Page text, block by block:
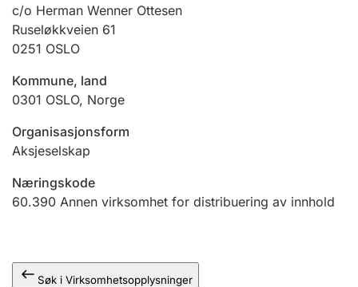
Jeger
Betaling og jegeravgiftskort
Ektepaktveileder
c/o Herman Wenner Ottesen
Ruseløkkveien 61
0251 OSLO
Kommune, land
0301 OSLO, Norge
Organisasjonsform
Aksjeselskap
Næringskode
60.390 Annen virksomhet for distribuering av innhold
Søk i Virksomhetsopplysninger